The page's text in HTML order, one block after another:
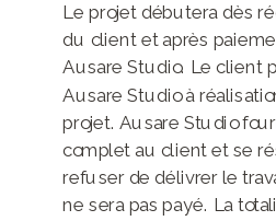
Le projet débutera dès
du client et après
Ausare Studio. Le client
Ausare Studio à
projet. Ausare Studio
complet au client et se
refuser de délivrer le
ne sera pas payé. La